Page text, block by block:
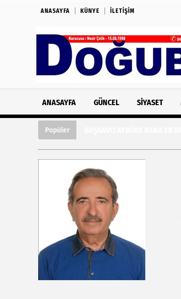
ANASAYFA KÜNYE İLETIŞIM
ANASAYFA GÜNCEL SIYASET
Popüler